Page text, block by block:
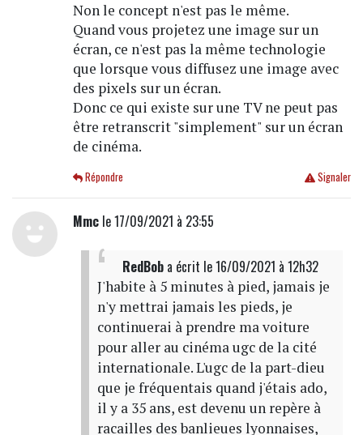
Non le concept n'est pas le même.
Quand vous projetez une image sur un
écran, ce n'est pas la même technologie
que lorsque vous diffusez une image avec
des pixels sur un écran.
Donc ce qui existe sur une TV ne peut pas
être retranscrit "simplement" sur un écran
de cinéma.
Signaler
Répondre
Mmcle 17/09/2021 à 23:55
RedBoba écrit le 16/09/2021 à 12h32
J'habite à 5 minutes à pied, jamais je
n'y mettrai jamais les pieds, je
continuerai à prendre ma voiture
pour aller au cinéma ugc de la cité
internationale. L'ugc de la part-dieu
que je fréquentais quand j'étais ado,
il y a 35 ans, est devenu un repère à
racailles des banlieues lyonnaises,